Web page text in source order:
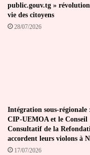
public.gouv.tg »
vie des citoyens
28/07/2026
Intégration sous-régionale
CIP-UEMOA et le Conseil
Consultatif de la
accordent leurs violons à
17/07/2026